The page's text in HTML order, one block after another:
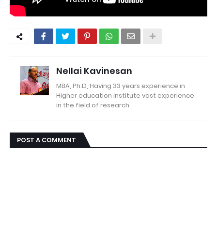
Nellai Kavinesan
MBA, Ph.D, Having 33 years experience in
Higher education institute vast experience
in the field of research
POST A COMMENT